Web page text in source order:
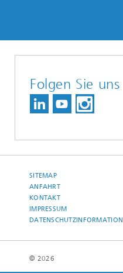
Folgen Sie uns
SITEMAP
ANFAHRT
KONTAKT
IMPRESSUM
DATENSCHUTZINFORMATION
© 2026